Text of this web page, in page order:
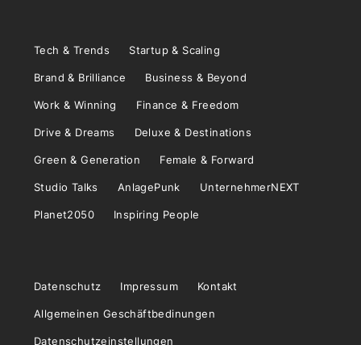
Tech & Trends Startup & Scaling
Brand & Brilliance Business & Beyond
Work & Winning Finance & Freedom
Drive & Dreams Deluxe & Destinations
Green & Generation Female & Forward
Studio Talks AnlagePunk UnternehmerNEXT
Planet2050 Inspiring People
Datenschutz Impressum Kontakt
Allgemeinen Geschäftbedinungen
Datenschutzeinstellungen